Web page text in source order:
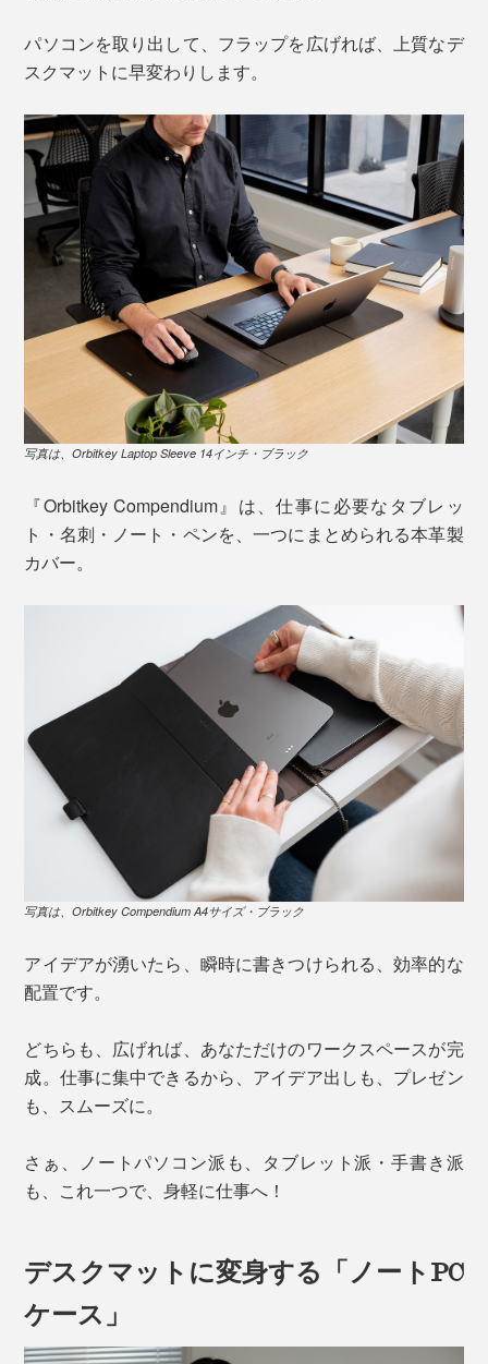
パソコンを取り出して、フラップを広げれば、上質なデ
スクマットに早変わりします。
写真は、Orbitkey Laptop Sleeve 14インチ・ブラック
『Orbitkey Compendium』は、仕事に必要なタブレッ
ト・名刺・ノート・ペンを、一つにまとめられる本革製
カバー。
写真は、Orbitkey Compendium A4サイズ・ブラック
アイデアが湧いたら、瞬時に書きつけられる、効率的な
配置です。
どちらも、広げれば、あなただけのワークスペースが完
成。仕事に集中できるから、アイデア出しも、プレゼン
も、スムーズに。
さぁ、ノートパソコン派も、タブレット派・手書き派
も、これ一つで、身軽に仕事へ！
デスクマットに変身する「ノートPC
ケース」